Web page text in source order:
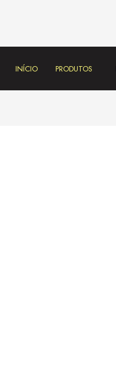
INÍCIO PRODUTOS